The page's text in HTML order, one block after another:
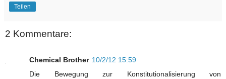
Teilen
2 Kommentare:
Chemical Brother 10/2/12 15:59
Die Bewegung zur Konstitutionalisierung von